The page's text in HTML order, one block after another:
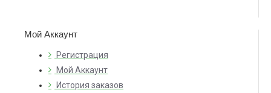
Мой Аккаунт
Регистрация
Мой Аккаунт
История заказов